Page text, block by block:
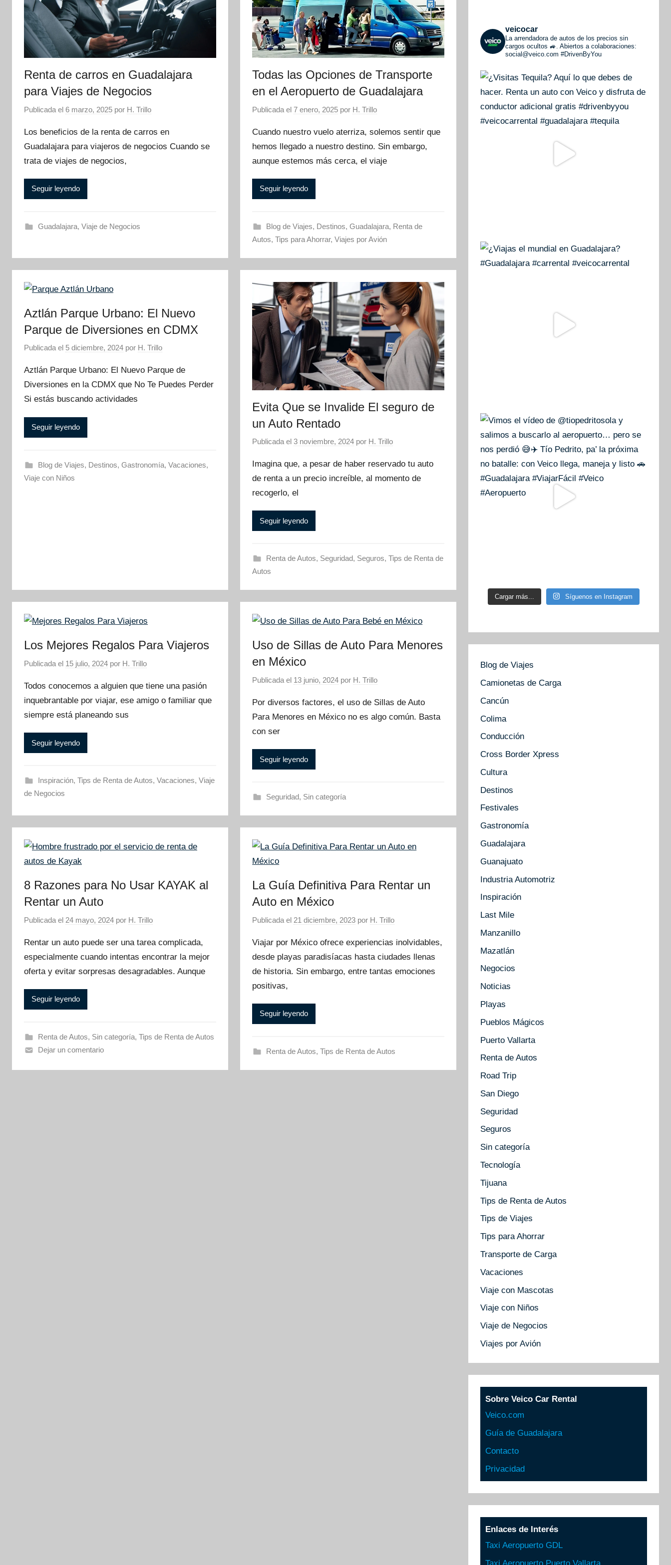
Renta de carros en Guadalajara
para Viajes de Negocios
Publicada el 6 marzo, 2025 por H. Trillo
Los beneficios de la renta de carros en
Guadalajara para viajeros de negocios Cuando se
trata de viajes de negocios,
Seguir leyendo
Guadalajara, Viaje de Negocios
Todas las Opciones de Transporte
en el Aeropuerto de Guadalajara
Publicada el7 enero, 2025 por H. Trillo
Cuando nuestro vuelo aterriza, solemos sentir que
hemos llegado a nuestro destino. Sin embargo,
aunque estemos más cerca, el viaje
Seguir leyendo
Blog de Viajes, Destinos, Guadalajara, Renta de
Autos,Tips para Ahorrar,Viajes por Avión
Aztlán Parque Urbano: El Nuevo
Parque de Diversiones en CDMX
Publicada el 5 diciembre, 2024 por H. Trillo
Aztlán Parque Urbano: El Nuevo Parque de
Diversiones en la CDMX que No Te Puedes Perder
Si estás buscando actividades
Seguir leyendo
Blog de Viajes, Destinos, Gastronomía, Vacaciones,
Viaje con Niños
Evita Que se Invalide El seguro de
un Auto Rentado
Publicada el3 noviembre, 2024 por H. Trillo
Imagina que, a pesar de haber reservado tu auto
de renta a un precio increíble, al momento de
recogerlo, el
Seguir leyendo
Renta de Autos, Seguridad, Seguros, Tips de Renta de
Autos
Los Mejores Regalos Para Viajeros
Publicada el 15 julio, 2024 por H. Trillo
Todos conocemos a alguien que tiene una pasión
inquebrantable por viajar, ese amigo o familiar que
siempre está planeando sus
Seguir leyendo
Inspiración, Tips de Renta de Autos, Vacaciones, Viaje
de Negocios
Uso de Sillas de Auto Para Menores
en México
Publicada el 13 junio, 2024 por H. Trillo
Por diversos factores, el uso de Sillas de Auto
Para Menores en México no es algo común. Basta
con ser
Seguir leyendo
Seguridad, Sin categoría
8 Razones para No Usar KAYAK al
Rentar un Auto
Publicada el 24 mayo, 2024 por H. Trillo
Rentar un auto puede ser una tarea complicada,
especialmente cuando intentas encontrar la mejor
oferta y evitar sorpresas desagradables. Aunque
Seguir leyendo
Renta de Autos, Sin categoría, Tips de Renta de Autos
Dejar un comentario
La Guía Definitiva Para Rentar un
Auto en México
Publicada el 21 diciembre, 2023 por H. Trillo
Viajar por México ofrece experiencias inolvidables,
desde playas paradisíacas hasta ciudades llenas
de historia. Sin embargo, entre tantas emociones
positivas,
Seguir leyendo
Renta de Autos, Tips de Renta de Autos
veicocar
La arrendadora de autos de los precios sin
cargos ocultos 🚙. Abiertos a colaboraciones:
social@veico.com#DrivenByYou
Cargar más... Síguenos en Instagram
Blog de Viajes
Camionetas de Carga
Cancún
Colima
Conducción
Cross Border Xpress
Cultura
Destinos
Festivales
Gastronomía
Guadalajara
Guanajuato
Industria Automotriz
Inspiración
Last Mile
Manzanillo
Mazatlán
Negocios
Noticias
Playas
Pueblos Mágicos
Puerto Vallarta
Renta de Autos
Road Trip
San Diego
Seguridad
Seguros
Sin categoría
Tecnología
Tijuana
Tips de Renta de Autos
Tips de Viajes
Tips para Ahorrar
Transporte de Carga
Vacaciones
Viaje con Mascotas
Viaje con Niños
Viaje de Negocios
Viajes por Avión
Sobre Veico Car Rental
Veico.com
Guía de Guadalajara
Contacto
Privacidad
Enlaces de Interés
Taxi Aeropuerto GDL